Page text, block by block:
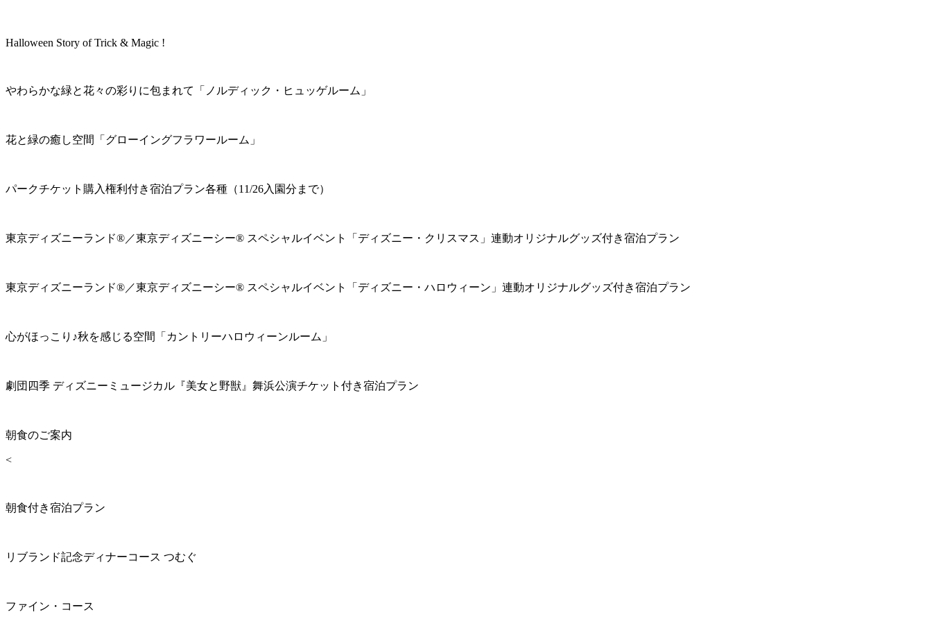
Halloween Story of Trick & Magic !
やわらかな緑と花々の彩りに包まれて「ノルディック・ヒュッゲルーム」
花と緑の癒し空間「グローイングフラワールーム」
パークチケット購入権利付き宿泊プラン各種（11/26入園分まで）
東京ディズニーランド®／東京ディズニーシー® スペシャルイベント「ディズニー・クリスマス」連動オリジナルグッズ付き宿泊プラン
東京ディズニーランド®／東京ディズニーシー® スペシャルイベント「ディズニー・ハロウィーン」連動オリジナルグッズ付き宿泊プラン
心がほっこり♪秋を感じる空間「カントリーハロウィーンルーム」
劇団四季 ディズニーミュージカル『美女と野獣』舞浜公演チケット付き宿泊プラン
朝食のご案内
<
朝食付き宿泊プラン
リブランド記念ディナーコース つむぐ
ファイン・コース